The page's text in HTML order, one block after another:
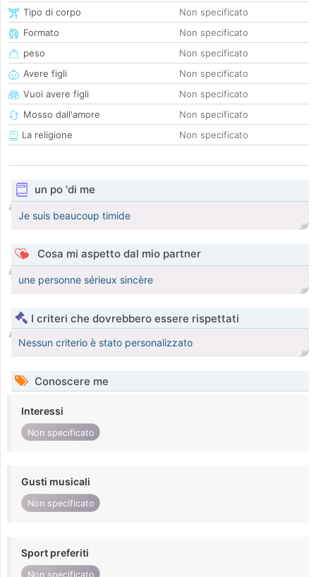
Tipo di corpo
Non specificato
Formato
Non specificato
peso
Non specificato
Avere figli
Non specificato
Vuoi avere figli
Non specificato
Mosso dall'amore
Non specificato
La religione
Non specificato
un po 'di me
Je suis beaucoup timide
Cosa mi aspetto dal mio partner
une personne sérieux sincère
I criteri che dovrebbero essere rispettati
Nessun criterio è stato personalizzato
Conoscere me
Interessi
Non specificato
Gusti musicali
Non specificato
Sport preferiti
Non specificato